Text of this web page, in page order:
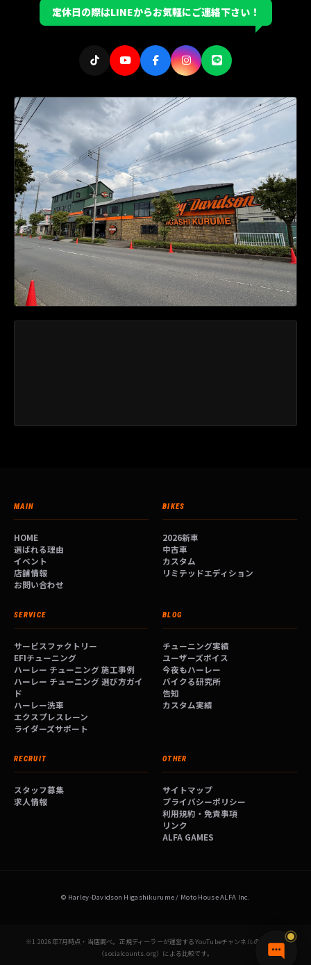
定休日の際はLINEからお気軽にご連絡下さい！
MAIN
HOME
選ばれる理由
イベント
店舗情報
お問い合わせ
BIKES
2026新車
中古車
カスタム
リミテッドエディション
SERVICE
サービスファクトリー
EFIチューニング
ハーレー チューニング 施工事例
ハーレー チューニング 選び方ガイ
ド
ハーレー洗車
エクスプレスレーン
ライダーズサポート
BLOG
チューニング実績
ユーザーズボイス
今夜もハーレー
バイクる研究所
告知
カスタム実績
RECRUIT
スタッフ募集
求人情報
OTHER
サイトマップ
プライバシーポリシー
利用規約・免責事項
リンク
ALFA GAMES
© Harley-Davidson Higashikurume / Moto House ALFA Inc.
※1 2026年7月時点・当店調べ。正規ディーラーが運営するYouTubeチャンネルの登録者数
（socialcounts.org）による比較です。